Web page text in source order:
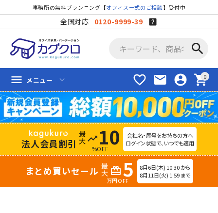
事務所の無料プランニング【オフィス一式のご相談】受付中
全国対応 0120-9999-39
search
favorite_border mail account_circle shopping_cart
menu メニュー
法人会員割引 trending_up 10
%OFF
会社名・屋号をお持ちの方へ
ログイン状態で、いつでも適用
まとめ買いセール redeem 5
万円OFF
8月6日(木) 10:30 から
8月11日(火) 1:59 まで